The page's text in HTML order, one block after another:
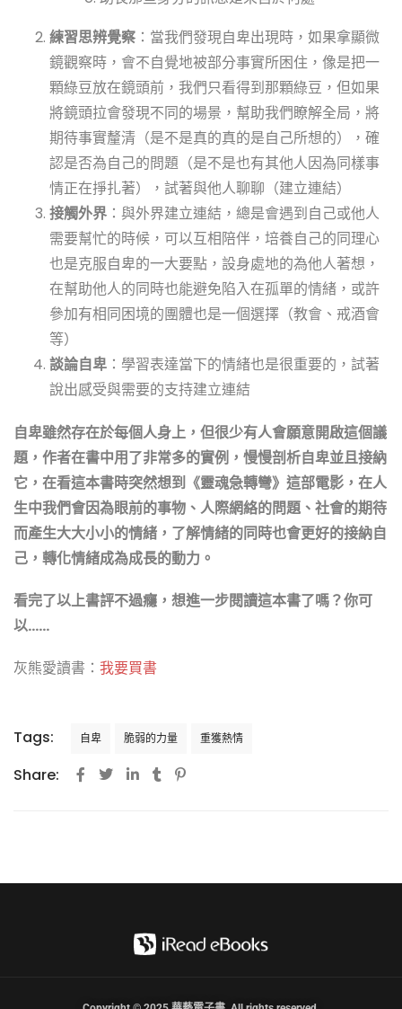
練習思辨覺察 ：當我們發現自卑出現時，如果拿顯微
鏡觀察時，會不自覺地被部分事實所困住，像是把一
顆綠豆放在鏡頭前，我們只看得到那顆綠豆，但如果
將鏡頭拉會發現不同的場景，幫助我們瞭解全局，將
期待事實釐清（是不是真的真的是自己所想的），確
認是否為自己的問題（是不是也有其他人因為同樣事
情正在掙扎著），試著與他人聊聊（建立連結）
接觸外界 ：與外界建立連結，總是會遇到自己或他人
需要幫忙的時候，可以互相陪伴，培養自己的同理心
也是克服自卑的一大要點，設身處地的為他人著想，
在幫助他人的同時也能避免陷入在孤單的情緒，或許
參加有相同困境的團體也是一個選擇（教會、戒酒會
等）
談論自卑 ：學習表達當下的情緒也是很重要的，試著
說出感受與需要的支持建立連結
自卑雖然存在於每個人身上，但很少有人會願意開啟這個議
題，作者在書中用了非常多的實例，慢慢剖析自卑並且接納
它，在看這本書時突然想到《靈魂急轉彎》這部電影，在人
生中我們會因為眼前的事物、人際網絡的問題、社會的期待
而產生大大小小的情緒，了解情緒的同時也會更好的接納自
己，轉化情緒成為成長的動力。
看完了以上書評不過癮，想進一步閱讀這本書了嗎？你可
以……
灰熊愛讀書： 我要買書
Tags: 自卑 脆弱的力量 重獲熱情
Share: